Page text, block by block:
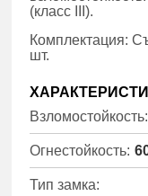
(класс III).
Комплектация:
шт.
Взломостойкость:
Огнестойкость:
Тип замка: